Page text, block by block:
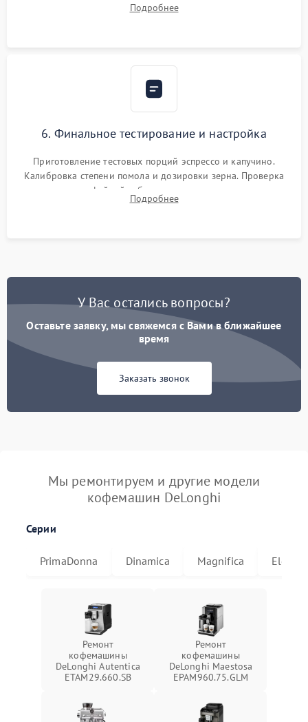
декальцинации и очистки системы от кофейных масел.
Подробнее
6. Финальное тестирование и настройка
Приготовление тестовых порций эспрессо и капучино.
Калибровка степени помола и дозировки зерна. Проверка
плотности кофейной таблетки, температуры напитка и
качества молочной пены. Контроль отсутствия посторонних
Подробнее
У Вас остались вопросы?
Оставьте заявку, мы свяжемся с Вами в ближайшее
время
Заказать звонок
Мы ремонтируем и другие модели
кофемашин DeLonghi
Серии
PrimaDonna Dinamica Magnifica Eletta
Ремонт
кофемашины
DeLonghi Autentica
ETAM29.660.SB
Ремонт
кофемашины
DeLonghi Maestosa
EPAM960.75.GLM